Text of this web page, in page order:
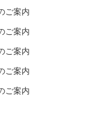
ご案内
ご案内
ご案内
ご案内
ご案内